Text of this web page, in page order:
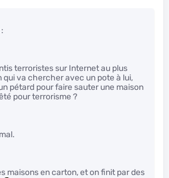
terroristes sur Internet au plus
qui va chercher avec un pote à lui,
pétard pour faire sauter une maison
pour terrorisme ?
maisons en carton, et on finit par des